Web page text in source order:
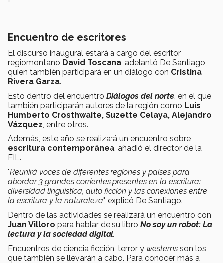
Encuentro de escritores
El discurso inaugural estará a cargo del escritor
regiomontano David Toscana, adelantó De Santiago,
quien también participará en un diálogo con Cristina
Rivera Garza.
Esto dentro del encuentro Diálogos del norte, en el que
también participarán autores de la región como Luis
Humberto Crosthwaite, Suzette Celaya, Alejandro
Vázquez, entre otros.
Además, este año se realizará un encuentro sobre
escritura contemporánea, añadió el director de la
FIL.
"Reunirá voces de diferentes regiones y países para
abordar 3 grandes corrientes presentes en la escritura:
diversidad lingüística, auto ficción y las conexiones entre
la escritura y la naturaleza", explicó De Santiago.
Dentro de las actividades se realizará un encuentro con
Juan Villoro para hablar de su libro No soy un robot: La
lectura y la sociedad digital.
Encuentros de ciencia ficción, terror y westerns son los
que también se llevarán a cabo. Para conocer más a